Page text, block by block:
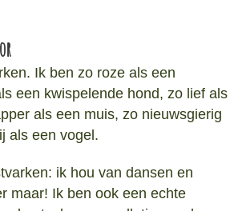
Ik ben zo roze als een
een kwispelende hond, zo lief als
als een muis, zo nieuwsgierig
als een vogel.
ik hou van dansen en
maar! Ik ben ook een echte